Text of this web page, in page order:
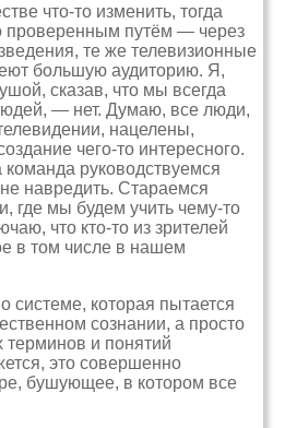
что-то изменить, тогда
проверенным путём — через
те же телевизионные
большую аудиторию. Я,
сказав, что мы всегда
— нет. Думаю, все люди,
нацелены,
чего-то интересного.
руководствуемся
навредить. Стараемся
где мы будем учить чему-то
что кто-то из зрителей
в том числе в нашем
системе, которая пытается
сознании, а просто
и понятий
это совершенно
бушующее, в котором все